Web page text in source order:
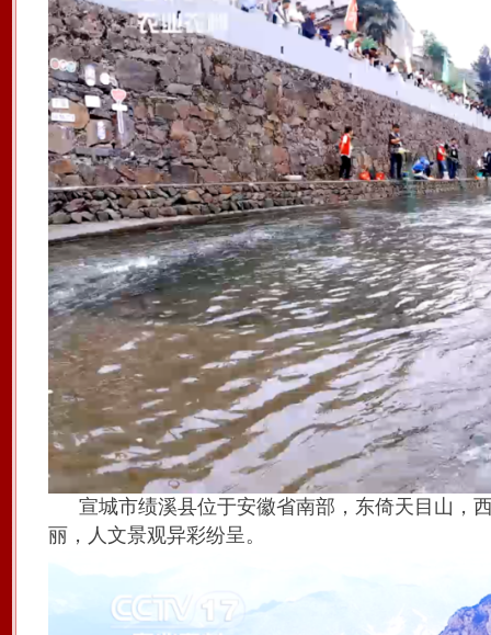
宣城市绩溪县位于安徽省南部，东倚天目山，
丽，人文景观异彩纷呈。